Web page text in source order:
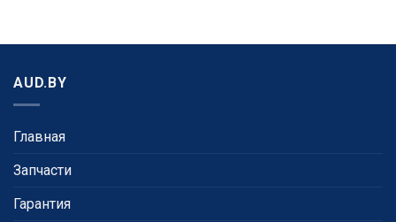
AUD.BY
Главная
Запчасти
Гарантия